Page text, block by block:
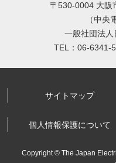
〒530-0004 大阪
（中央
一般社団法人
TEL：06-6341-
サイトマップ
個人情報保護について
Copyright © The Japan